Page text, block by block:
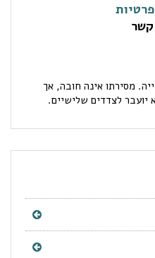
קשר
מסירתו אינה חובה, אך
יועבר לצדדים שלישיים.